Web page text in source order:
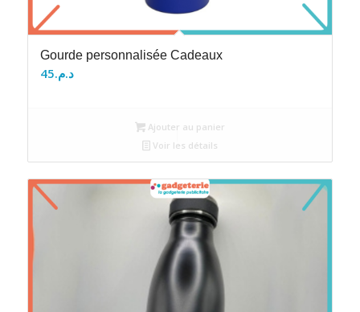
Gourde personnalisée Cadeaux
د.م.45
Ajouter au panier
Voir les détails